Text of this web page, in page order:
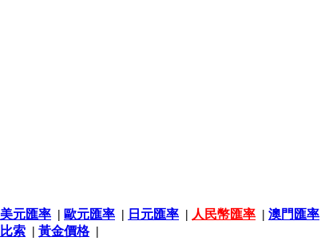
美元匯率 | 歐元匯率 | 日元匯率 | 人民幣匯率 | 澳門匯率
比索 | 黃金價格|